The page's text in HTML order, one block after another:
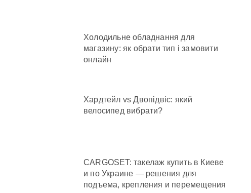
Холодильне обладнання для
магазину: як обрати тип і замовити
онлайн
Хардтейл vs Двопідвіс: який
велосипед вибрати?
CARGOSET: такелаж купить в Киеве
и по Украине — решения для
подъема, крепления и перемещения